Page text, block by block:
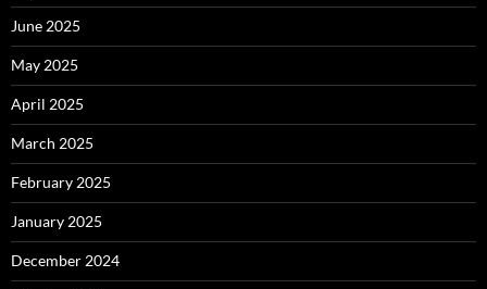
June 2025
May 2025
April 2025
March 2025
February 2025
January 2025
December 2024